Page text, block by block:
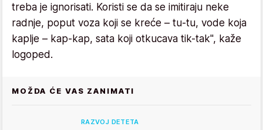
treba je ignorisati. Koristi se da se imitiraju neke
radnje, poput voza koji se kreće – tu-tu, vode koja
kaplje – kap-kap, sata koji otkucava tik-tak", kaže
logoped.
MOŽDA ĆE VAS ZANIMATI
RAZVOJ DETETA